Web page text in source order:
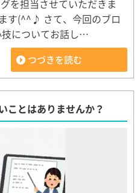
を担当させていただきま
す(^^♪ さて、今回のブロ
技についてお話し…
つづきを読む
ことはありませんか？